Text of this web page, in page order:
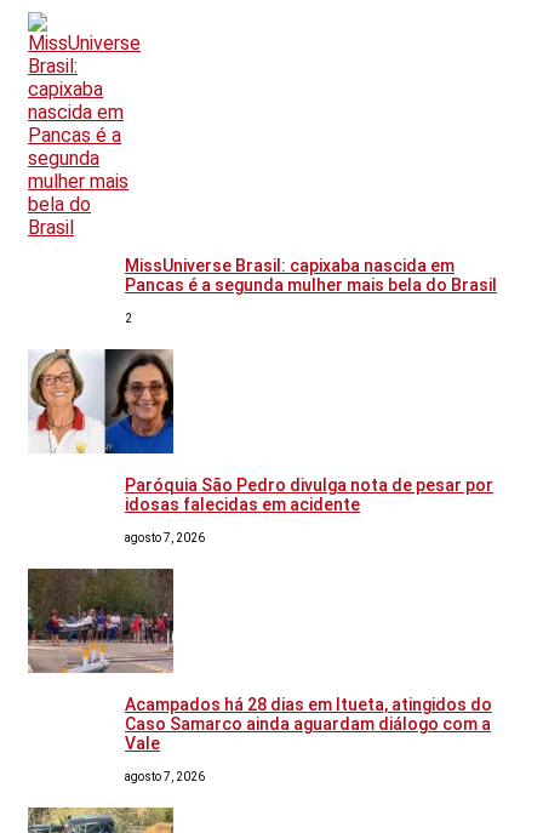
MissUniverse Brasil: capixaba nascida em
Pancas é a segunda mulher mais bela do Brasil
2
Paróquia São Pedro divulga nota de pesar por
idosas falecidas em acidente
agosto 7, 2026
Acampados há 28 dias em Itueta, atingidos do
Caso Samarco ainda aguardam diálogo com a
Vale
agosto 7, 2026